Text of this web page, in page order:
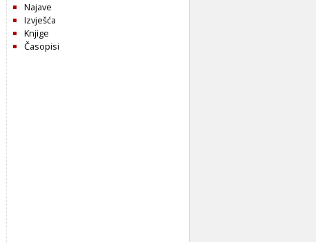
Najave
Izvješća
Knjige
Časopisi